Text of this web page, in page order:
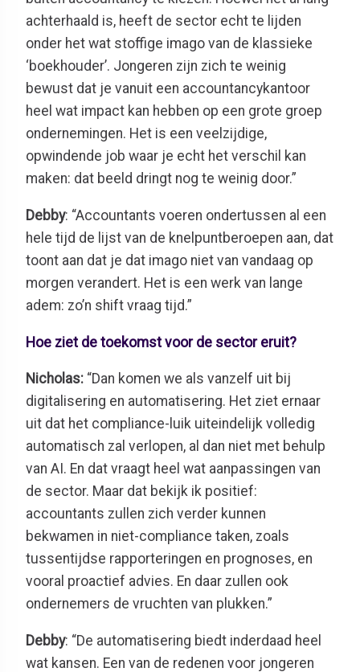
achterhaald is, heeft de sector echt te lijden
onder het wat stoffige imago van de klassieke
‘boekhouder’. Jongeren zijn zich te weinig
bewust dat je vanuit een accountancykantoor
heel wat impact kan hebben op een grote groep
ondernemingen. Het is een veelzijdige,
opwindende job waar je echt het verschil kan
maken: dat beeld dringt nog te weinig door.”
Debby: “Accountants voeren ondertussen al een
hele tijd de lijst van de knelpuntberoepen aan, dat
toont aan dat je dat imago niet van vandaag op
morgen verandert. Het is een werk van lange
adem: zo’n shift vraag tijd.”
Hoe ziet de toekomst voor de sector eruit?
Nicholas: “Dan komen we als vanzelf uit bij
digitalisering en automatisering. Het ziet ernaar
uit dat het compliance-luik uiteindelijk volledig
automatisch zal verlopen, al dan niet met behulp
van AI. En dat vraagt heel wat aanpassingen van
de sector. Maar dat bekijk ik positief:
accountants zullen zich verder kunnen
bekwamen in niet-compliance taken, zoals
tussentijdse rapporteringen en prognoses, en
vooral proactief advies. En daar zullen ook
ondernemers de vruchten van plukken.”
Debby: “De automatisering biedt inderdaad heel
wat kansen. Een van de redenen voor jongeren